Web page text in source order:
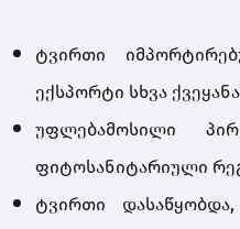
ტვირთი
ექსპორტი სხვა
უფლებამოსილი
ფიტოსანიტარიული
ტვირთი